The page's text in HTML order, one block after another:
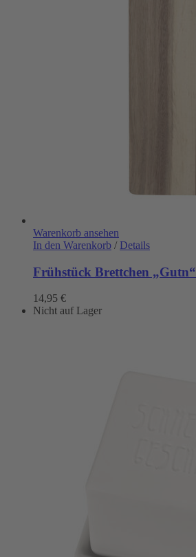
Warenkorb ansehen
In den Warenkorb / Details
Frühstück Brettchen „Gutn“
14,95 €
Nicht auf Lager